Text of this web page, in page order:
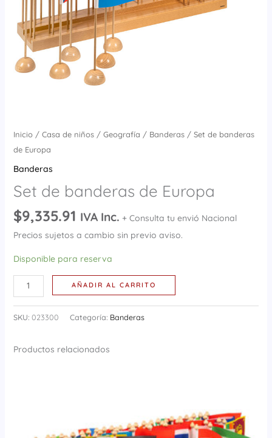
Inicio/ Casa de niños/ Geografía / Banderas/ Set de banderas
de Europa
Banderas
Set de banderas de Europa
$9,335.91 IVA Inc. + Consulta tu envió Nacional
Precios sujetos a cambio sin previo aviso.
Disponible para reserva
AÑADIR AL CARRITO
SKU: 023300 Categoría: Banderas
Productos relacionados